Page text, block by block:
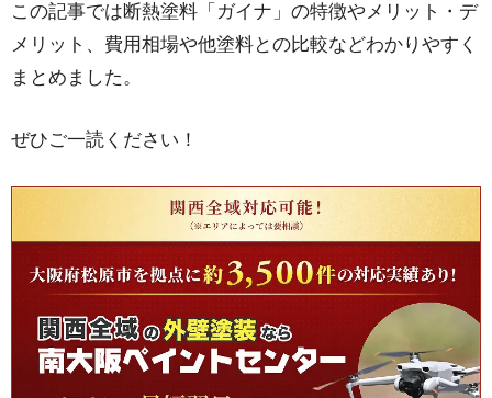
この記事では断熱塗料「ガイナ」の特徴やメリット・デ
メリット、費用相場や他塗料との比較などわかりやすく
まとめました。
ぜひご一読ください！